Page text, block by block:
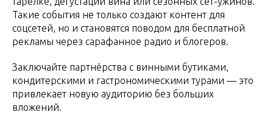
Такие события не только создают контент для
соцсетей, но и становятся поводом для бесплатной
рекламы через сарафанное радио и блогеров.
Заключайте партнёрства с винными бутиками,
кондитерскими и гастрономическими турами — это
привлекает новую аудиторию без больших
вложений.